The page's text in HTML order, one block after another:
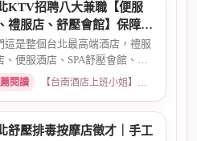
KTV招聘八大兼職【便服
禮服店、舒壓會館】保障日
這是整個台北最高端酒店，禮服
、便服酒店、SPA舒壓會館、舞
鋼琴酒吧、六條通日式酒...
閱讀 【台南酒店上班小姐】高檔商務酒店、職缺現領兼職 · 2026-03-26
舒壓排毒按摩店徵才｜手工